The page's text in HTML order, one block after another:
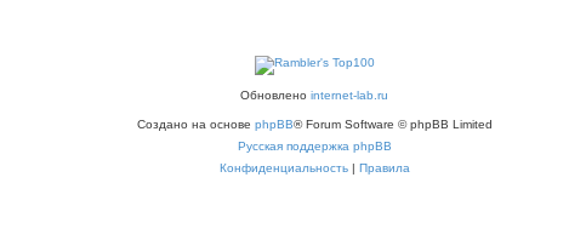
Обновлено internet-lab.ru
Создано на основе phpBB® Forum Software © phpBB Limited
Русская поддержка phpBB
Конфиденциальность| Правила